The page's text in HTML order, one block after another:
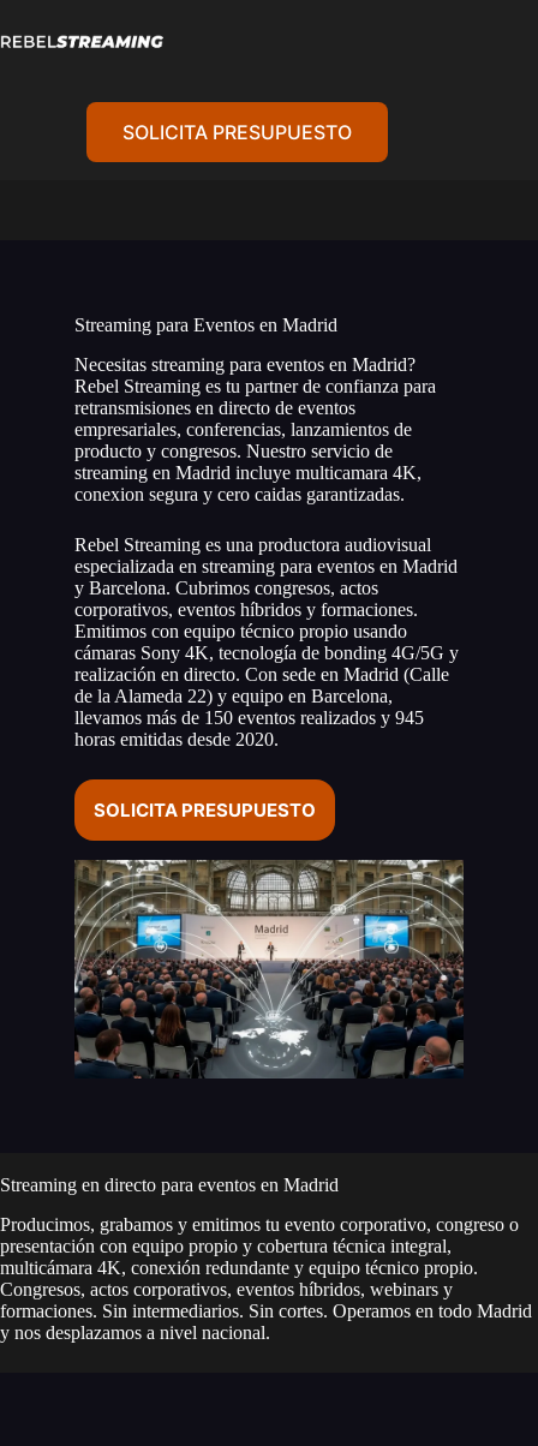
al
contenido
SOLICITA PRESUPUESTO
Streaming para Eventos en Madrid
Necesitas streaming para eventos en Madrid?
Rebel Streaming es tu partner de confianza para
retransmisiones en directo de eventos
empresariales, conferencias, lanzamientos de
producto y congresos. Nuestro servicio de
streaming en Madrid incluye multicamara 4K,
conexion segura y cero caidas garantizadas.
Rebel Streaming es una productora audiovisual
especializada en streaming para eventos en Madrid
y Barcelona. Cubrimos congresos, actos
corporativos, eventos híbridos y formaciones.
Emitimos con equipo técnico propio usando
cámaras Sony 4K, tecnología de bonding 4G/5G y
realización en directo. Con sede en Madrid (Calle
de la Alameda 22) y equipo en Barcelona,
llevamos más de 150 eventos realizados y 945
horas emitidas desde 2020.
SOLICITA PRESUPUESTO
Streaming en directo para eventos en Madrid
Producimos, grabamos y emitimos tu evento corporativo, congreso o
presentación con equipo propio y cobertura técnica integral,
multicámara 4K, conexión redundante y equipo técnico propio.
Congresos, actos corporativos, eventos híbridos, webinars y
formaciones. Sin intermediarios. Sin cortes. Operamos en todo Madrid
y nos desplazamos a nivel nacional.